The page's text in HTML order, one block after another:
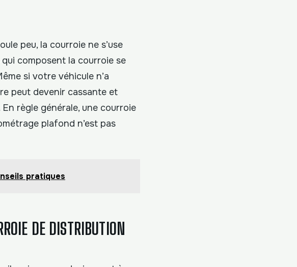
peu, la courroie ne s’use
composent la courroie se
si votre véhicule n’a
peut devenir cassante et
règle générale, une courroie
plafond n’est pas
pratiques
DE DISTRIBUTION